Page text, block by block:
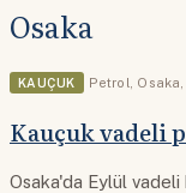
Osaka
KAUÇUK Petrol, Osaka,
Kauçuk vadeli
Osaka'da Eylül vadeli